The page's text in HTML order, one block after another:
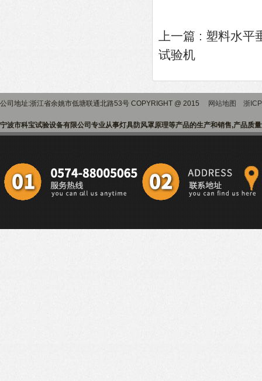
上一篇 : 塑料水平
试验机
公司地址:浙江省余姚市低塘联通北路53号 COPYRIGHT @ 2015 网站地图 浙
宁波市科宝试验设备有限公司专业从事灯具防风罩原理等产品的生产和销售,产品质